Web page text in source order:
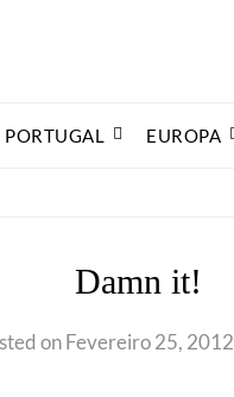
PORTUGAL EUROPA
Damn it!
onFevereiro 25, 2012